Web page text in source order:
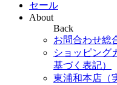
セール
About
Back
お問合わせ総
ショッピング
基づく表記）
東浦和本店（